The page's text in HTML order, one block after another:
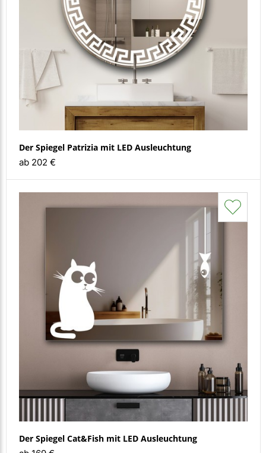
Der Spiegel Patrizia mit LED Ausleuchtung
ab 202 €
Der Spiegel Cat&Fish mit LED Ausleuchtung